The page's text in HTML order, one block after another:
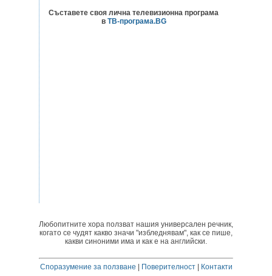
Съставете своя лична телевизионна програма
в ТВ-програма.BG
Любопитните хора ползват нашия универсален речник,
когато се чудят какво значи "избледнявам", как се пише,
какви синоними има и как е на английски.
Споразумение за ползване Поверителност| Контакти